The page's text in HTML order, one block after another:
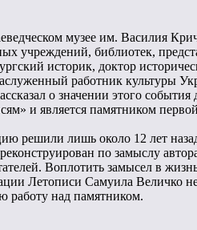
музее им. Василия
учреждений, библиотек,
историк, доктор
работник культуры
о значении этого
и является памятником
решили лишь около 12 лет
по замыслу
Воплотить замысел в
Летописи Самуила Величко
работу над памятником.